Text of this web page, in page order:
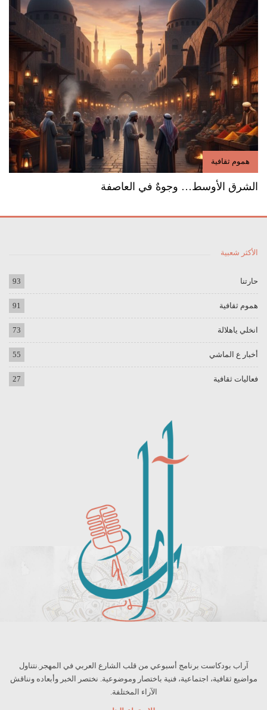
هموم ثقافية
الشرق الأوسط… وجوهٌ في العاصفة
الأكثر شعبية
حارتنا 93
هموم ثقافية 91
انخلي ياهلالة 73
أخبار ع الماشي 55
فعاليات ثقافية 27
آراب بودكاست برنامج أسبوعي من قلب الشارع العربي في المهجر.نتناول
مواضيع ثقافية، اجتماعية، فنية باختصار وموضوعية. نختصر الخبر وأبعاده ونناقش
الآراء المختلفة.